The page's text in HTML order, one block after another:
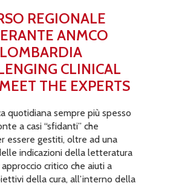
REGIONALE
ANMCO
LOMBARDIA
CLINICAL
THE EXPERTS
quotidiana sempre più spesso
a casi “sfidanti” che
essere gestiti, oltre ad una
indicazioni della letteratura
critico che aiuti a
della cura, all’interno della